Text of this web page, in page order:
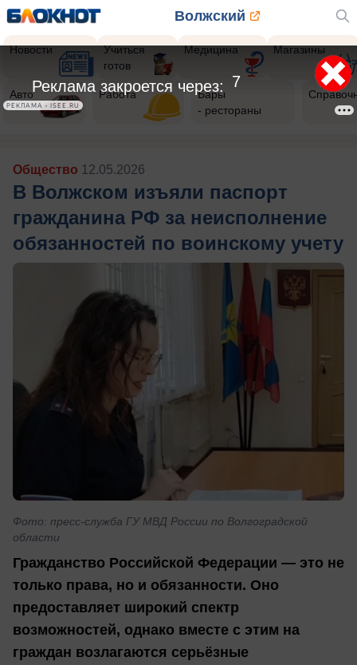
Волжский
Новости
Учиться
готов
Медицина Магазины
Авто Работа
Бары
- рестораны
Общество 12.05.2026
В Волжском изъяли паспорт
гражданина РФ за неисполнение
обязанностей по воинскому учету
Фото: пресс-служба ГУ МВД России по Волгоградской
области
Гражданство Российской Федерации — это не
только права, но и обязанности. Оно
предоставляет широкий спектр
возможностей, однако вместе с этим на
граждан возлагаются серьёзные
5
Реклама закроется через:
РЕКЛАМА • ISEE.RU